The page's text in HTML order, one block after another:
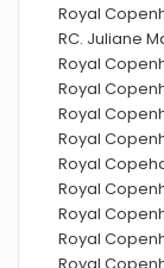
Royal
RC. Juliane
Royal
Royal
Royal
Royal
Royal
Royal
Royal
Royal
Royal